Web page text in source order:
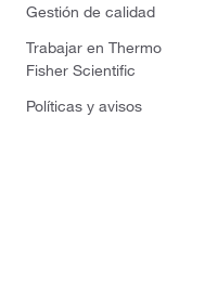
Gestión de calidad
Trabajar en Thermo
Fisher Scientific
Políticas y avisos